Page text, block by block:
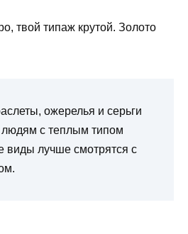
твой типаж крутой. Золото
ожерелья и серьги
с теплым типом
виды лучше смотрятся с